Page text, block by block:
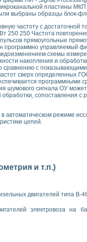
самоорганизованная
с применением
в мембранном биореакторе
на основе
приборов
нагрузок
пластины
выбраны образцы блок-
частоту с достаточной
250 250 Частота
прямоугольные
программно управляемый
схемы
накопления и
с
сверх определенных
программными
шумового сигнала ОУ
сопоставления с
автоматическом режиме
цепей.
и т.п.)
двигателей типа В-
электровоза на